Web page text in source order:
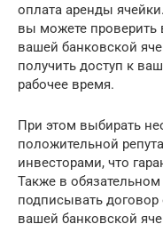
оплата аренды
вы можете проверить
вашей банковской
получить доступ к
рабочее время.
При этом выбирать
положительной
инвесторами, что
Также в
подписывать
вашей банковской